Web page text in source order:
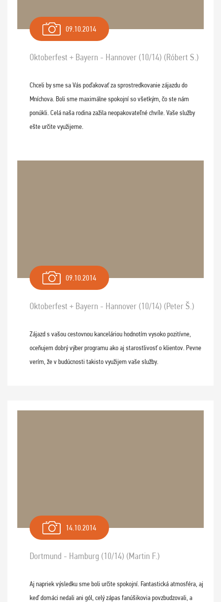
09.10.2014
Oktoberfest + Bayern - Hannover (10/14) (Róbert S.)
Chceli by sme sa Vás poďakovať za sprostredkovanie zájazdu do
Mníchova. Boli sme maximálne spokojní so všetkým, čo ste nám
ponúkli. Celá naša rodina zažila neopakovateľné chvíle. Vaše služby
ešte určite využijeme.
09.10.2014
Oktoberfest + Bayern - Hannover (10/14) (Peter Š.)
Zájazd s vašou cestovnou kanceláriou hodnotím vysoko pozitívne,
oceňujem dobrý výber programu ako aj starostlivosť o klientov. Pevne
verím, že v budúcnosti takisto využijem vaše služby.
14.10.2014
Dortmund - Hamburg (10/14) (Martin F.)
Aj napriek výsledku sme boli určite spokojní. Fantastická atmosféra, aj
keď domáci nedali ani gól, celý zápas fanúšikovia povzbudzovali, a